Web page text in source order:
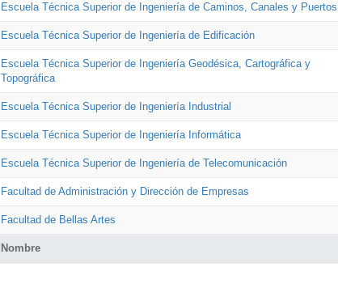
Nombre
Escuela Técnica Superior de Ingeniería de Caminos, Canales y Puertos
Escuela Técnica Superior de Ingeniería de Edificación
Escuela Técnica Superior de Ingeniería Geodésica, Cartográfica y
Topográfica
Escuela Técnica Superior de Ingeniería Industrial
Escuela Técnica Superior de Ingeniería Informática
Escuela Técnica Superior de Ingeniería de Telecomunicación
Facultad de Administración y Dirección de Empresas
Facultad de Bellas Artes